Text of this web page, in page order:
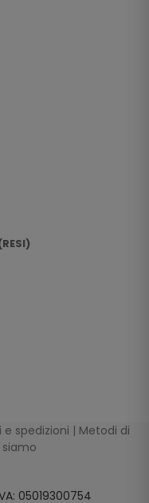
e spedizioni | Metodi di
siamo
05019300754